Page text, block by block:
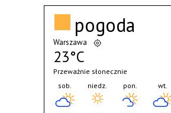
pogoda
Warszawa
23°C
Przeważnie słonecznie
sob.
niedz. pon. wt.